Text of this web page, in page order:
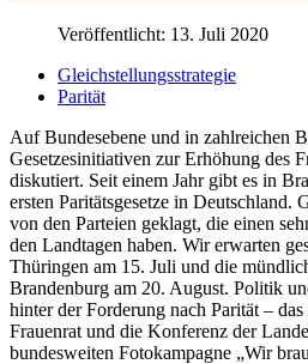
Veröffentlicht: 13. Juli 2020
Gleichstellungsstrategie
Parität
Auf Bundesebene und in zahlreichen
Gesetzesinitiativen zur Erhöhung des
diskutiert. Seit einem Jahr gibt es in
ersten Paritätsgesetze in Deutschland.
von den Parteien geklagt, die einen
den Landtagen haben. Wir erwarten
Thüringen am 15. Juli und die
Brandenburg am 20. August. Politik
hinter der Forderung nach Parität –
Frauenrat und die Konferenz der
bundesweiten Fotokampagne „Wir